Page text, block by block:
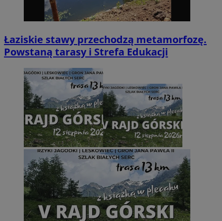
Łaziskie stawy przechodzą metamorfozę.
Powstaną tarasy i Strefa Edukacji